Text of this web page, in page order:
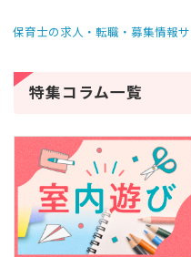
保育士の求人・転職・募集情報
特集コラム一覧